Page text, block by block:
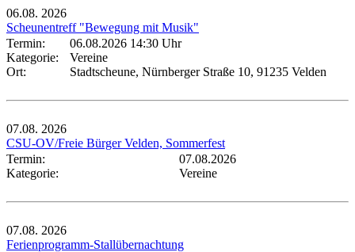
06.08. 2026
Scheunentreff "Bewegung mit Musik"
Termin:
06.08.2026 14:30 Uhr
Kategorie:
Vereine
Ort:
Stadtscheune, Nürnberger Straße 10, 91235 Velden
07.08. 2026
CSU-OV/Freie Bürger Velden, Sommerfest
Termin:
07.08.2026
Kategorie:
Vereine
07.08. 2026
Ferienprogramm-Stallübernachtung